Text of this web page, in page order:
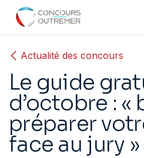
Se rendre au contenu
Actualité des concours
Le guide
d’octobre : «
préparer
face au jury »